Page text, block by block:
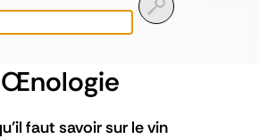
Œnologie
faut savoir sur le vin